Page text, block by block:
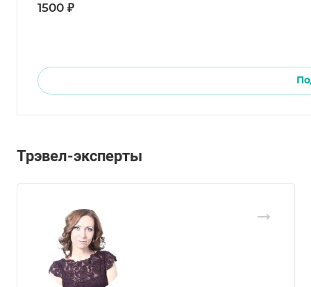
1500 ₽
Трэвел-эксперты